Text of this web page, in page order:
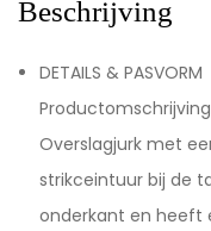
Beschrijving
DETAILS & PASVORM
Productomschrijving
Overslagjurk met
strikceintuur bij de
onderkant en heeft